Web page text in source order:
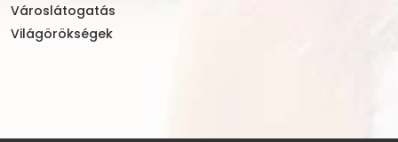
Városlátogatás
Világörökségek